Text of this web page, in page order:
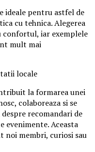
ideale pentru astfel de
cu tehnica. Alegerea
confortul, iar exemplele
mult mai
locale
la formarea unei
colaboreaza si se
recomandari de
evenimente. Aceasta
noi membri, curiosi sau